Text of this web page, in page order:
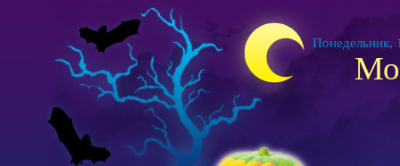
Понедельник,